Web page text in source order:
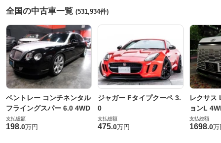
全国の中古車一覧 (531,934件)
ベントレー コンチネンタル
フライングスパー 6.0 4WD
支払総額
198.0万円
ジャガー Fタイプクーペ 3.
0
支払総額
475.0万円
レクサス
ョンL
支払総額
1698.0万